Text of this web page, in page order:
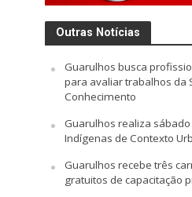
Outras Notícias
Guarulhos busca
para avaliar trabalhos da
Conhecimento
Guarulhos realiza sábado
Indígenas de Contexto
Guarulhos recebe três
gratuitos de capacitação